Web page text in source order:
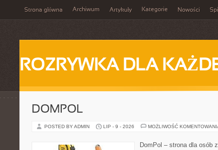
Strona główna Archiwum Artykuły Kategorie Nowości
ROZRYWKA DLA
DOMPOL
POSTED BY ADMIN LIP - 9 - 2026 MOŻLIWOŚĆ
DomPol – strona dla osób